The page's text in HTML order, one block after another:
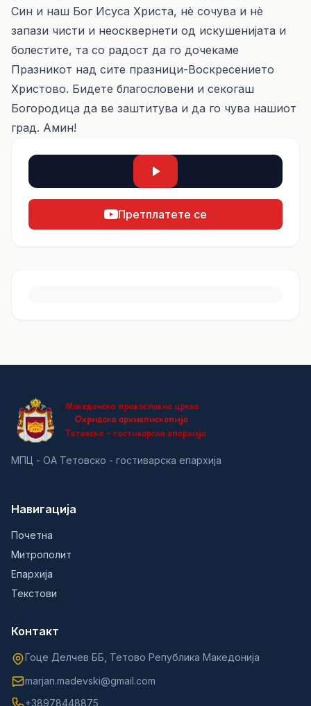
Син и наш Бог Исуса Христа, нѐ сочува и нѐ
запази чисти и неосквернети од искушенијата и
болестите, та со радост да го дочекаме
Празникот над сите празници-Воскресението
Христово. Бидете благословени и секогаш
Богородица да ве заштитува и да го чува нашиот
град. Амин!
Претплатете се
МПЦ - ОА Тетовско - гостиварска епархија
Навигација
Почетна
Митрополит
Епархија
Текстови
Контакт
Гоце Делчев ББ, Тетово Република Македонија
marjan.madevski@gmail.com
+38978448875